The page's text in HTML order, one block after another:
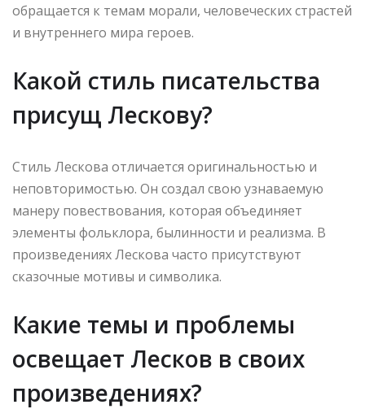
обращается к темам морали, человеческих страстей
и внутреннего мира героев.
Какой стиль писательства
присущ Лескову?
Стиль Лескова отличается оригинальностью и
неповторимостью. Он создал свою узнаваемую
манеру повествования, которая объединяет
элементы фольклора, былинности и реализма. В
произведениях Лескова часто присутствуют
сказочные мотивы и символика.
Какие темы и проблемы
освещает Лесков в своих
произведениях?